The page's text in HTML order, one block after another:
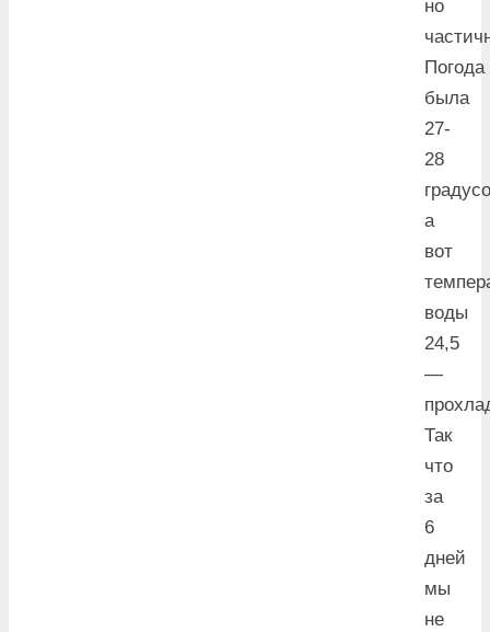
но
Погода
была
27-
28
а
вот
воды
24,5
—
Так
что
за
6
дней
мы
не